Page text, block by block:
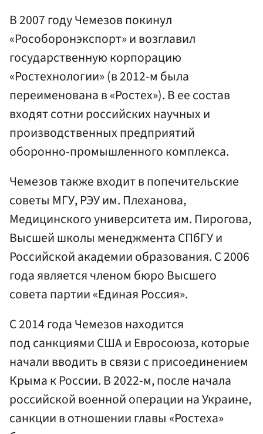
В 2007 году Чемезов покинул
«Рособоронэкспорт» и возглавил
государственную корпорацию
«Ростехнологии» (в 2012-м была
переименована в «Ростех»). В ее состав
входят сотни российских научных и
производственных предприятий
оборонно-промышленного комплекса.
Чемезов также входит в попечительские
советы МГУ, РЭУ им. Плеханова,
Медицинского университета им. Пирогова,
Высшей школы менеджмента СПбГУ и
Российской академии образования. С 2006
года является членом бюро Высшего
совета партии «Единая Россия».
С 2014 года Чемезов находится
под санкциями США и Евросоюза, которые
начали вводить в связи с присоединением
Крыма к России. В 2022-м, после начала
российской военной операции на Украине,
санкции в отношении главы «Ростеха»